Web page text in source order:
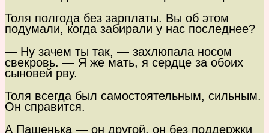
Толя полгода без зарплаты. Вы об этом
подумали, когда забирали у нас последнее?
— Ну зачем ты так, — захлюпала носом
свекровь. — Я же мать, я сердце за обоих
сыновей рву.
Толя всегда был самостоятельным, сильным.
Он справится.
А Пашенька — он другой, он без поддержки